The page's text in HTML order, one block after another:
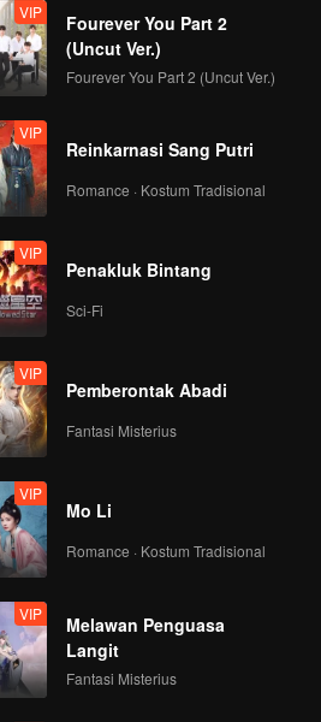
Love...
Love...
VIP
Fourever You Part 2
(Uncut Ver.)
Fourever You Part 2 (Uncut Ver.)
VIP
Reinkarnasi Sang Putri
Romance · Kostum Tradisional
VIP
Penakluk Bintang
Sci-Fi
VIP
Pemberontak Abadi
Fantasi Misterius
VIP
Mo Li
Romance · Kostum Tradisional
VIP
Melawan Penguasa
Langit
Fantasi Misterius